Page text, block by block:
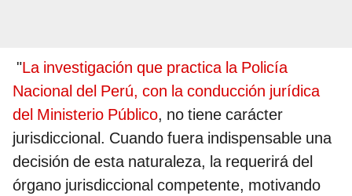
"La investigación que practica la Policía
Nacional del Perú, con la conducción jurídica
del Ministerio Público, no tiene carácter
jurisdiccional. Cuando fuera indispensable una
decisión de esta naturaleza, la requerirá del
órgano jurisdiccional competente, motivando